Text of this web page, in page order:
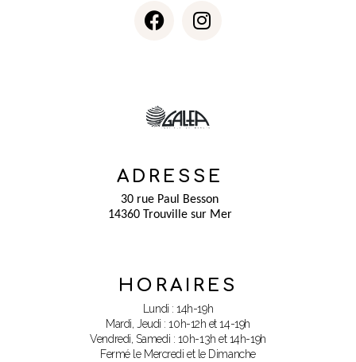
ADRESSE
30 rue Paul Besson
14360 Trouville sur Mer
HORAIRES
Lundi : 14h-19h
Mardi, Jeudi : 10h-12h et 14-19h
Vendredi, Samedi : 10h-13h et 14h-19h
Fermé le Mercredi et le Dimanche